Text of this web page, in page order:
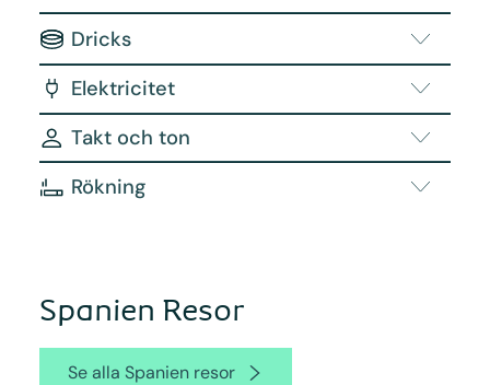
Dricks
Elektricitet
Takt och ton
Rökning
Spanien Resor
Se alla Spanien resor